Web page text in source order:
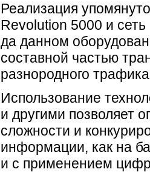
Реализация
Revolution 5000 и
да данном
составной частью
разнородного
Использование
и другими позволяет
сложности и
информации, как на
и с применением